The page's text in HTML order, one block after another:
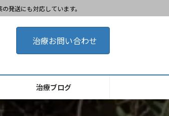
発送にも対応しています。
治療お問い合わせ
治療ブログ